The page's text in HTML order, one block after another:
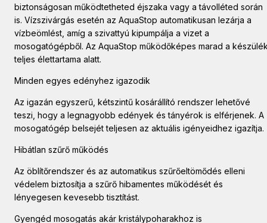
biztonságosan működtetheted éjszaka vagy a távolléted során
is. Vízszivárgás esetén az AquaStop automatikusan lezárja a
vízbeömlést, amíg a szivattyú kipumpálja a vizet a
mosogatógépből. Az AquaStop működőképes marad a
teljes élettartama alatt.
Minden egyes edényhez igazodik
Az igazán egyszerű, kétszintű kosárállító rendszer lehetővé
teszi, hogy a legnagyobb edények és tányérok is elférjenek. A
mosogatógép belsejét teljesen az aktuális igényeidhez igazítja.
Hibátlan szűrő működés
Az öblítőrendszer és az automatikus szűrőeltömődés elleni
védelem biztosítja a szűrő hibamentes működését és
lényegesen kevesebb tisztítást.
Gyengéd mosogatás akár kristálypoharakhoz is